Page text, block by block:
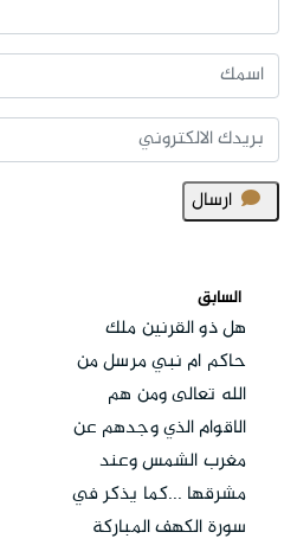
ارسال
السابق
هل ذو القرنين ملك
حاكم ام نبي مرسل من
الله تعالى ومن هم
الاقوام الذي وجدهم عن
مغرب الشمس وعند
مشرقها ...كما يذكر في
سورة الكهف المباركة